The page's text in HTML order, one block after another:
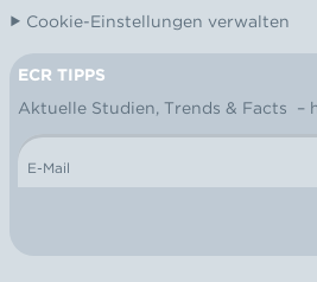
Cookie-Einstellungen verwalten
NEWSLETTER
ECR TIPPS
Aktuelle Studien, Trends & Facts –
E-Mail